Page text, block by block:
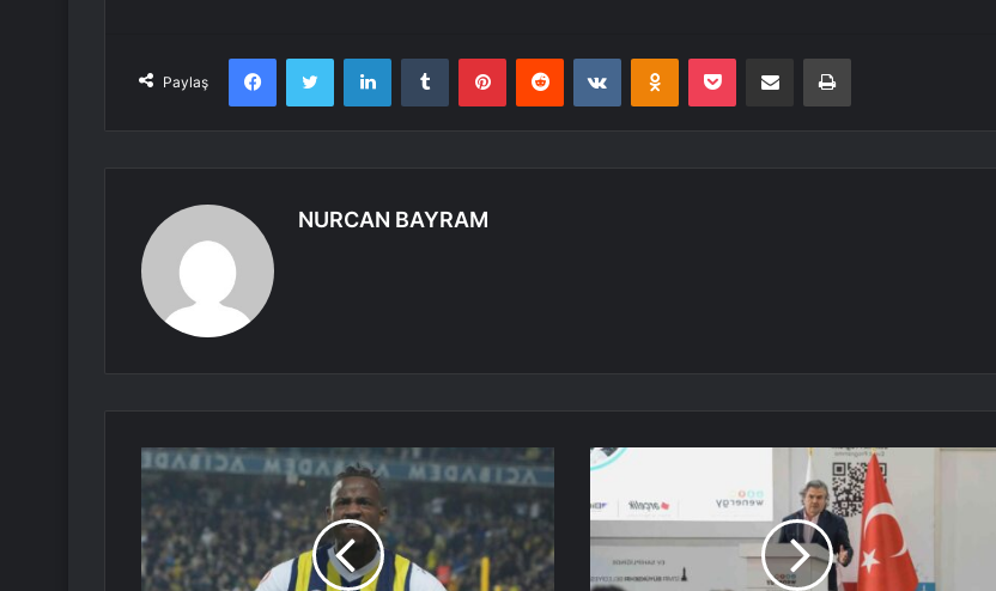
Paylaş
FacebookTwitter LinkedInTumblr PinterestReddit VKontakteOdnoklassniki
Pocket E-Posta ile paylaş Yazdır
NURCAN BAYRAM